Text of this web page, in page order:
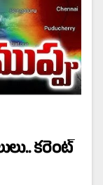
కరెంట్